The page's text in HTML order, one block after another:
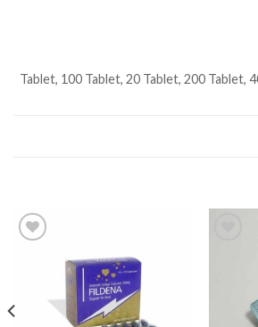
10 Tablet, 100 Tablet, 20 Tablet, 200 Tablet,